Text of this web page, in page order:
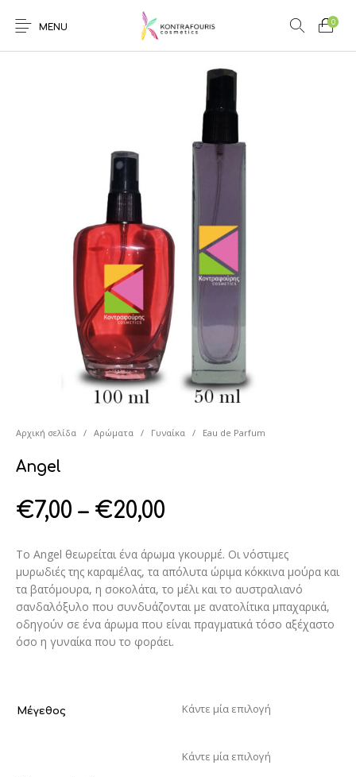
MENU
0
Αρχική σελίδα / Αρώματα / Γυναίκα / Eau de Parfum
Angel
€7,00 – €20,00
Το Angel θεωρείται ένα άρωμα γκουρμέ. Οι νόστιμες
μυρωδιές της καραμέλας, τα απόλυτα ώριμα κόκκινα μούρα και
τα βατόμουρα, η σοκολάτα, το μέλι και το αυστραλιανό
σανδαλόξυλο που συνδυάζονται με ανατολίτικα μπαχαρικά,
οδηγούν σε ένα άρωμα που είναι πραγματικά τόσο αξέχαστο
όσο η γυναίκα που το φοράει.
Μέγεθος